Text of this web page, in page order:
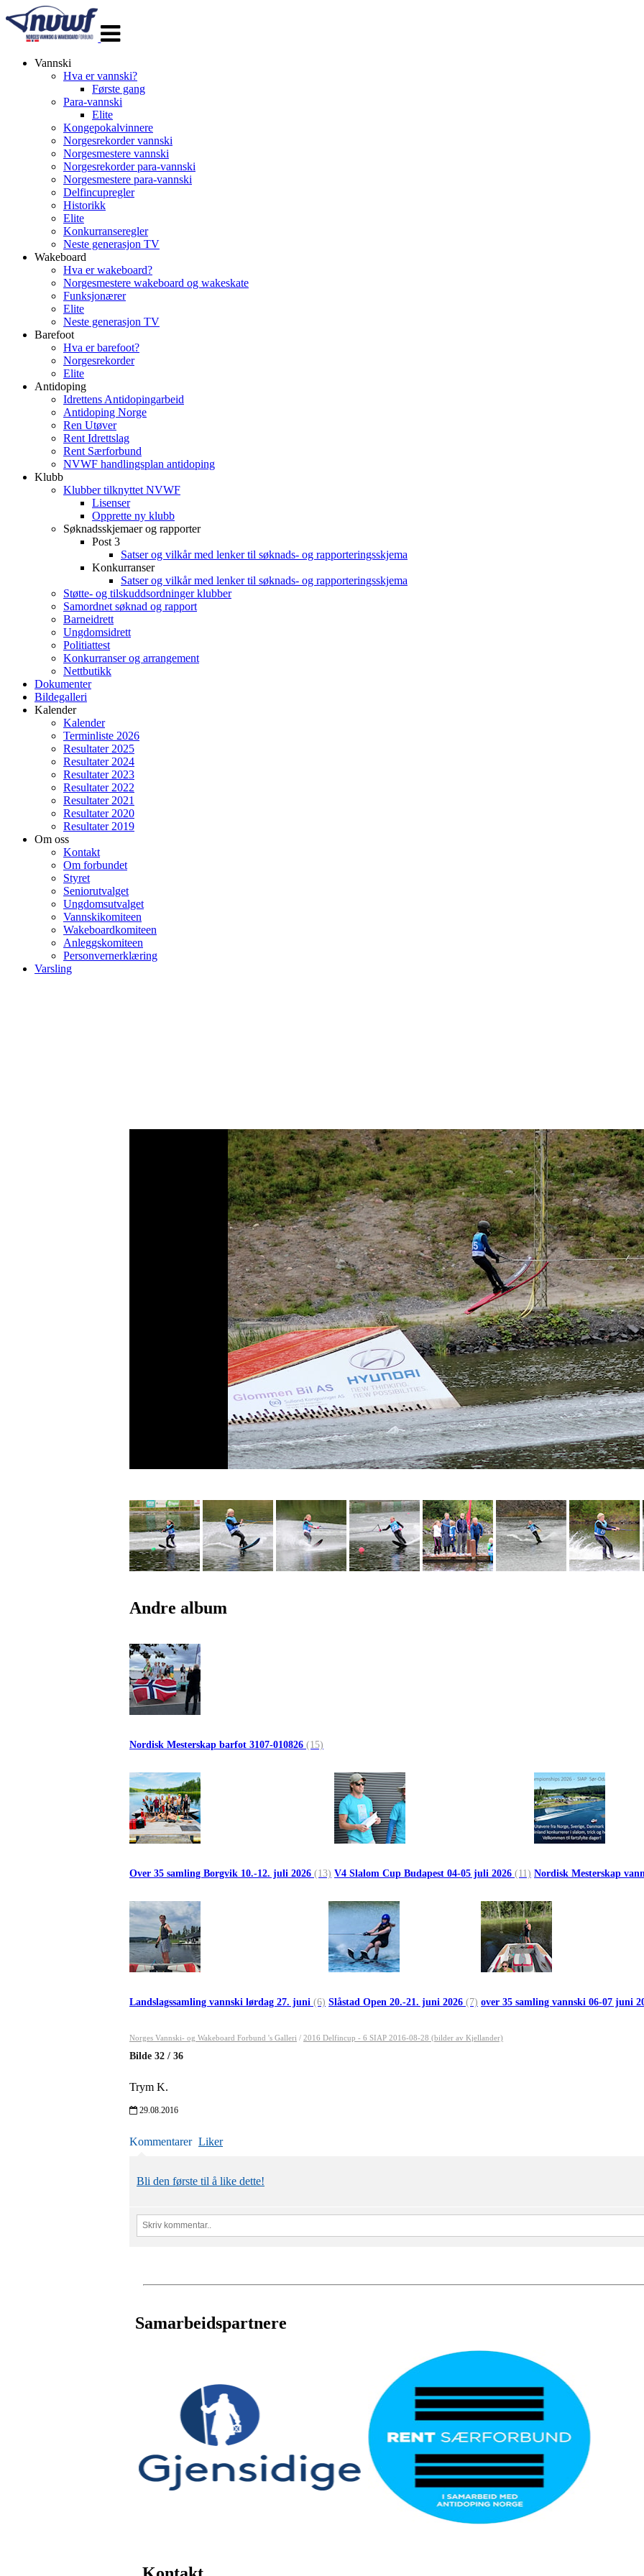
navigasjon
Vannski
Hva er vannski?
Første gang
Para-vannski
Elite
Kongepokalvinnere
Norgesrekorder vannski
Norgesmestere vannski
Norgesrekorder para-vannski
Norgesmestere para-vannski
Delfincupregler
Historikk
Elite
Konkurranseregler
Neste generasjon TV
Wakeboard
Hva er wakeboard?
Norgesmestere wakeboard og wakeskate
Funksjonærer
Elite
Neste generasjon TV
Barefoot
Hva er barefoot?
Norgesrekorder
Elite
Antidoping
Idrettens Antidopingarbeid
Antidoping Norge
Ren Utøver
Rent Idrettslag
Rent Særforbund
NVWF handlingsplan antidoping
Klubb
Klubber tilknyttet NVWF
Lisenser
Opprette ny klubb
Søknadsskjemaer og rapporter
Post 3
Satser og vilkår med lenker til søknads- og rapporteringsskjema
Konkurranser
Satser og vilkår med lenker til søknads- og rapporteringsskjema
Støtte- og tilskuddsordninger klubber
Samordnet søknad og rapport
Barneidrett
Ungdomsidrett
Politiattest
Konkurranser og arrangement
Nettbutikk
Dokumenter
Bildegalleri
Kalender
Kalender
Terminliste 2026
Resultater 2025
Resultater 2024
Resultater 2023
Resultater 2022
Resultater 2021
Resultater 2020
Resultater 2019
Om oss
Kontakt
Om forbundet
Styret
Seniorutvalget
Ungdomsutvalget
Vannskikomiteen
Wakeboardkomiteen
Anleggskomiteen
Personvernerklæring
Varsling
Andre album
Nordisk Mesterskap barfot 3107-010826 (15)
Over 35 samling Borgvik 10.-12. juli 2026 (13) V4 Slalom Cup Budapest 04-05 juli 2026 (11) Nordisk Mesterskap
Landslagssamling vannski lørdag 27. juni (6) Slåstad Open 20.-21. juni 2026 (7) over 35 samling vannski 06-07 juni
Norges Vannski- og Wakeboard Forbund 's Galleri / 2016 Delfincup - 6 SIAP 2016-08-28 (bilder av Kjellander)
Bilde 32 / 36
Trym K.
29.08.2016
Kommentarer Liker
Bli den første til å like dette!
Samarbeidspartnere